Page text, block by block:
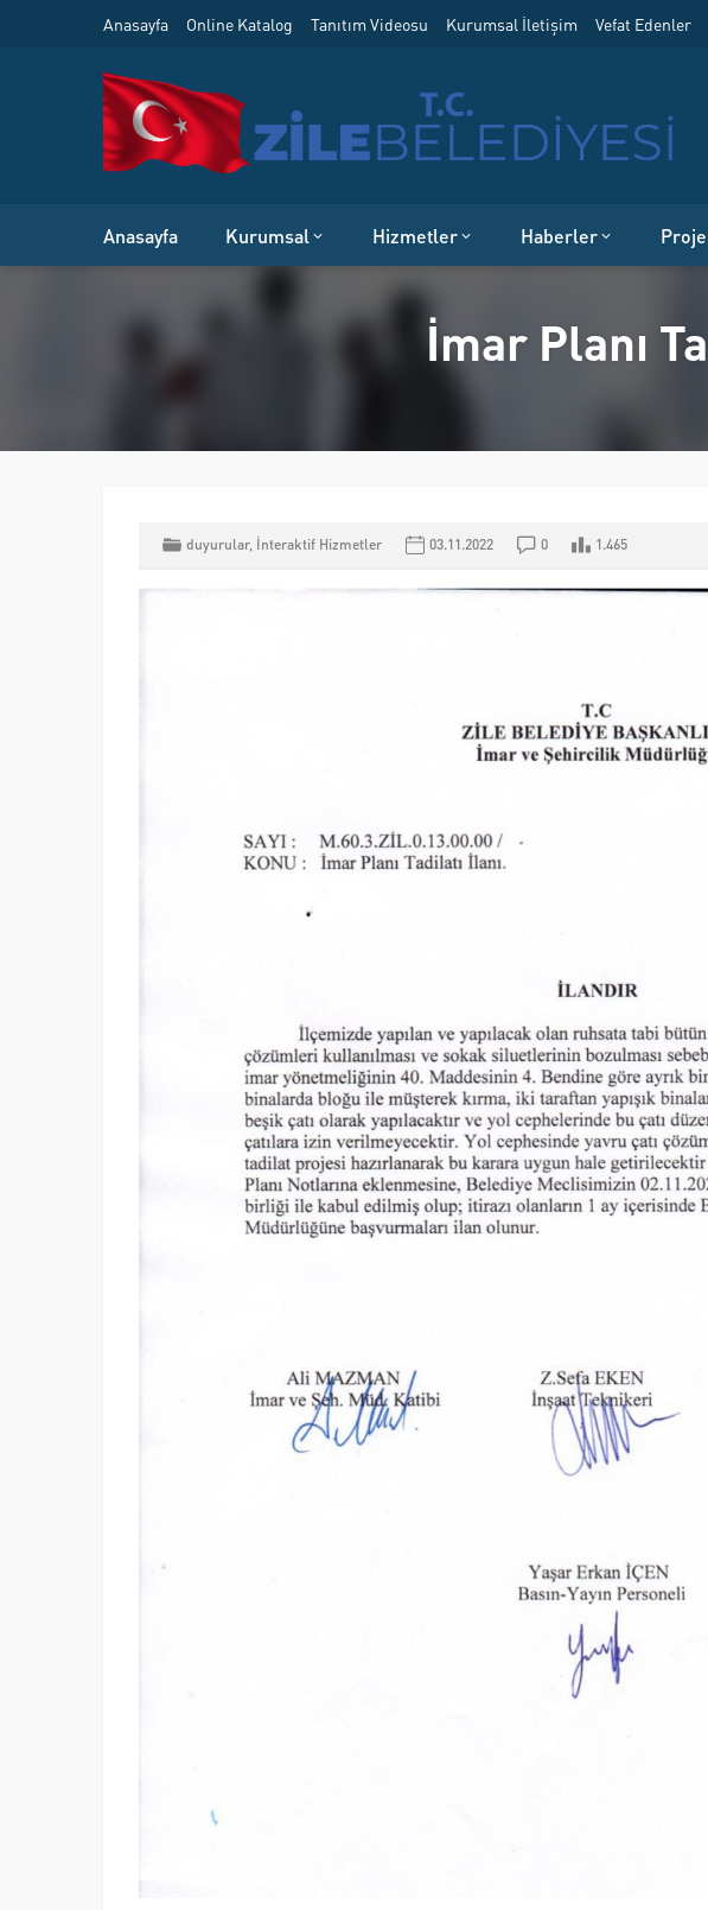
Anasayfa Online Katalog Tanıtım Videosu Kurumsal İletişim Vefat Edenler
Anasayfa Kurumsal Hizmetler Haberler
İmar Planı
duyurular, İnteraktif Hizmetler 03.11.2022 0 1.465